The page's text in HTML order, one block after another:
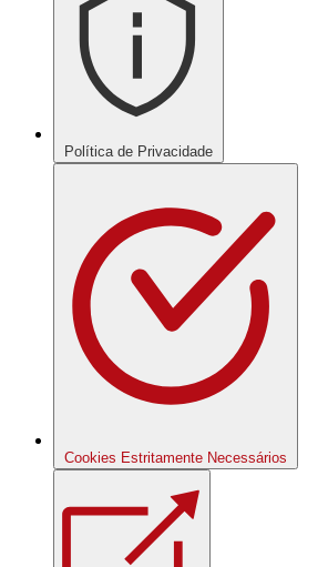
Política de Privacidade
Cookies Estritamente Necessários